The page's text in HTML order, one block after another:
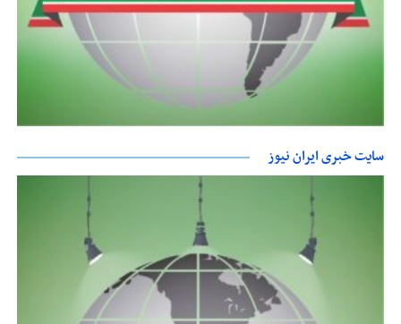
سایت خبری ایران نیوز